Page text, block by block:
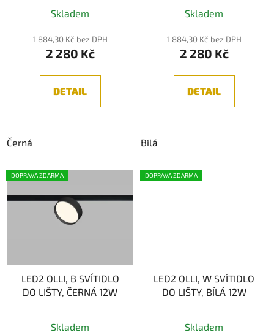
Skladem
1 884,30 Kč bez DPH
2 280 Kč
DETAIL
Černá
hodnocení
produktu
je
Skladem
1 884,30 Kč bez DPH
2 280 Kč
DETAIL
Bílá
DOPRAVA ZDARMA
LED2 OLLI, B SVÍTIDLO
DO LIŠTY, ČERNÁ 12W
Skladem
DOPRAVA ZDARMA
LED2 OLLI, W SVÍTIDLO
DO LIŠTY, BÍLÁ 12W
Skladem